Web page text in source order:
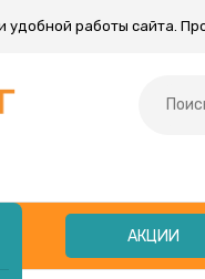
удобной работы сайта.
АКЦИИ